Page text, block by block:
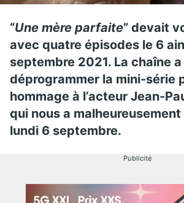
“Une mère parfaite” devait
avec quatre épisodes le 6
septembre 2021. La chaîne
déprogrammer la mini-série
hommage à l’acteur Jean-
qui nous a
lundi 6 septembre.
Publicité